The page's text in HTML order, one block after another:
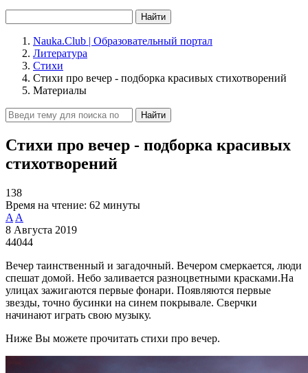
Найти
Nauka.Club | Образовательный портал
Литература
Стихи
Cтихи про вечер - подборка красивых стихотворений
Материалы
Найти
Cтихи про вечер - подборка красивых
стихотворений
138
Время на чтение: 62 минуты
A A
8 Августа 2019
44044
Вечер таинственный и загадочный. Вечером смеркается, люди
спешат домой. Небо заливается разноцветными красками.На
улицах зажигаются первые фонари. Появляются первые
звезды, точно бусинки на синем покрывале. Сверчки
начинают играть свою музыку.
Ниже Вы можете прочитать стихи про вечер.